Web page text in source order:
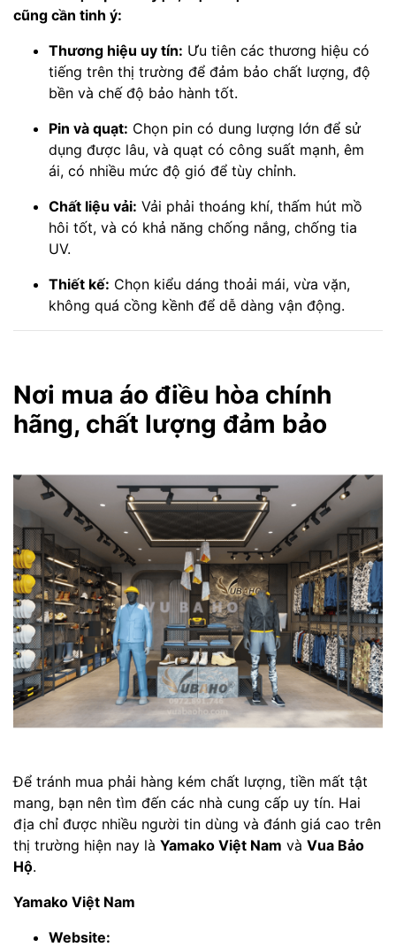
cũng cần tinh ý:
Thương hiệu uy tín: Ưu tiên các thương hiệu có
tiếng trên thị trường để đảm bảo chất lượng, độ
bền và chế độ bảo hành tốt.
Pin và quạt: Chọn pin có dung lượng lớn để sử
dụng được lâu, và quạt có công suất mạnh, êm
ái, có nhiều mức độ gió để tùy chỉnh.
Chất liệu vải: Vải phải thoáng khí, thấm hút mồ
hôi tốt, và có khả năng chống nắng, chống tia
UV.
Thiết kế: Chọn kiểu dáng thoải mái, vừa vặn,
không quá cồng kềnh để dễ dàng vận động.
Nơi mua áo điều hòa chính
hãng, chất lượng đảm bảo
Để tránh mua phải hàng kém chất lượng, tiền mất tật
mang, bạn nên tìm đến các nhà cung cấp uy tín. Hai
địa chỉ được nhiều người tin dùng và đánh giá cao trên
thị trường hiện nay là Yamako Việt Nam và Vua Bảo
Hộ.
Yamako Việt Nam
Website: